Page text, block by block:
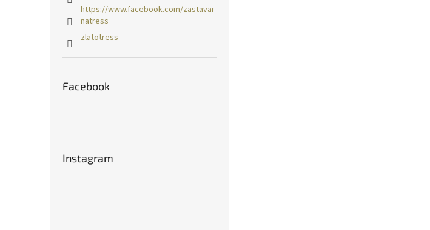
https://www.facebook.com/zastavar
natress
zlatotress
Facebook
Instagram